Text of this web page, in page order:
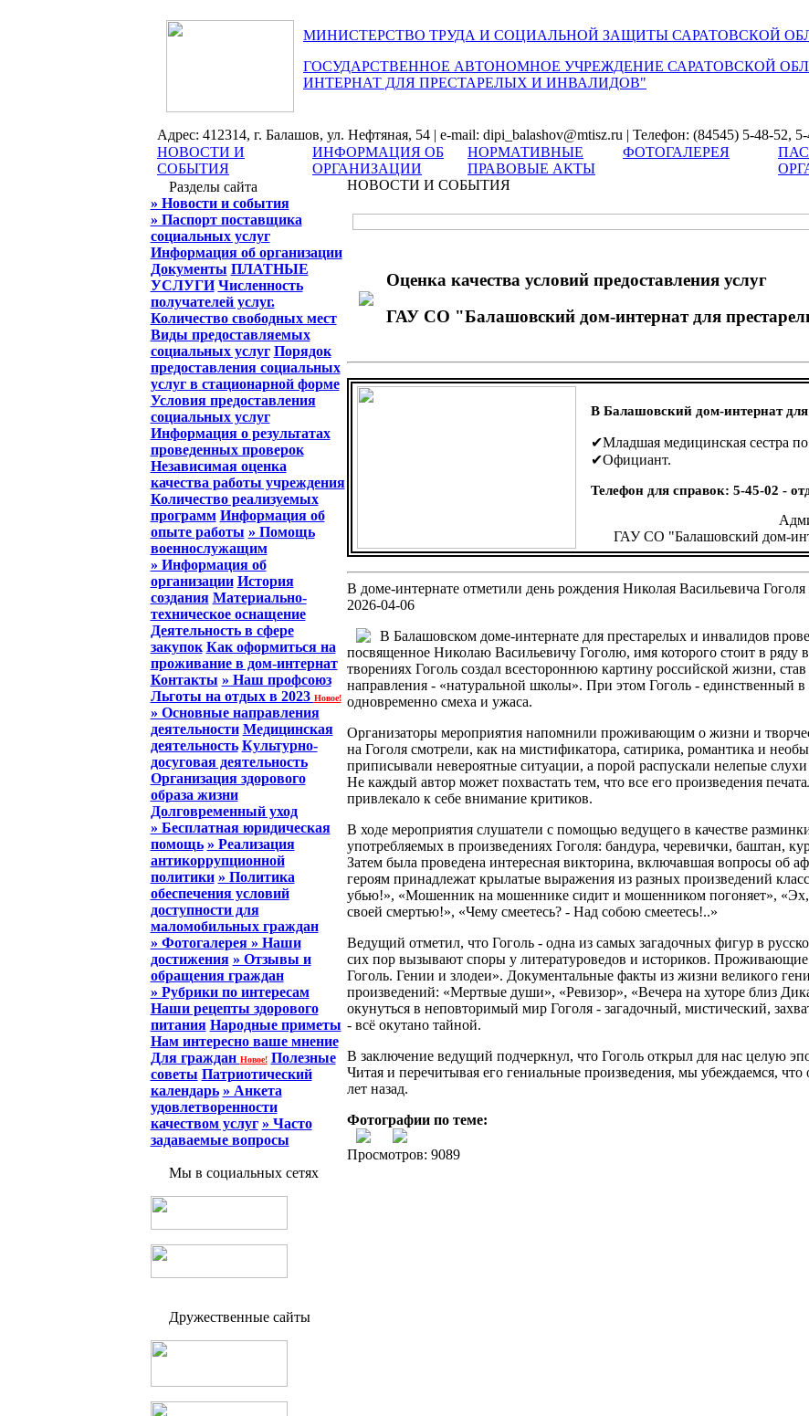
МИНИСТЕРСТВО ТРУДА И СОЦИАЛЬНОЙ ЗАЩИТЫ САРАТОВСКОЙ
ГОСУДАРСТВЕННОЕ АВТОНОМНОЕ УЧРЕЖДЕНИЕ САРАТОВСКОЙ
ИНТЕРНАТ ДЛЯ ПРЕСТАРЕЛЫХ И ИНВАЛИДОВ"
Адрес: 412314, г. Балашов, ул. Нефтяная, 54 | e-mail: dipi_balashov@mtisz.ru | Телефон: (84545) 5-48-52,
НОВОСТИ И
СОБЫТИЯ
ИНФОРМАЦИЯ ОБ
ОРГАНИЗАЦИИ
НОРМАТИВНЫЕ
ПРАВОВЫЕ АКТЫ
ФОТОГАЛЕРЕЯ
Разделы сайта
» Новости и события
» Паспорт поставщика
социальных услуг
Информация об организации
Документы ПЛАТНЫЕ
УСЛУГИ Численность
получателей услуг.
Количество свободных мест
Виды предоставляемых
социальных услуг Порядок
предоставления социальных
услуг в стационарной форме
Условия предоставления
социальных услуг
Информация о результатах
проведенных проверок
Независимая оценка
качества работы учреждения
Количество реализуемых
программ Информация об
опыте работы » Помощь
военнослужащим
» Информация об
организации История
создания Материально-
техническое оснащение
Деятельность в сфере
закупок Как оформиться на
проживание в дом-интернат
Контакты » Наш профсоюз
Льготы на отдых в 2023 Новое!
» Основные направления
деятельности Медицинская
деятельность Культурно-
досуговая деятельность
Организация здорового
образа жизни
Долговременный уход
» Бесплатная юридическая
помощь » Реализация
антикоррупционной
политики » Политика
обеспечения условий
доступности для
маломобильных граждан
» Фотогалерея » Наши
достижения » Отзывы и
обращения граждан
» Рубрики по интересам
Наши рецепты здорового
питания Народные приметы
Нам интересно ваше мнение
Для граждан Новое! Полезные
советы Патриотический
календарь » Анкета
удовлетворенности
качеством услуг » Часто
задаваемые вопросы
Мы в социальных сетях
Дружественные сайты
НОВОСТИ И СОБЫТИЯ
Оценка качества условий предоставления услуг
ГАУ СО "Балашовский дом-интернат для
В Балашовский дом-интернат
✔Младшая медицинская сестра
✔Официант.
Телефон для справок: 5-45-02 -
ГАУ СО "Балашовский дом-
В доме-интернате отметили день рождения Николая Васильевича Гоголя
2026-04-06
В Балашовском доме-интернате для престарелых и инвалидов
посвященное Николаю Васильевичу Гоголю, имя которого стоит в ряду
творениях Гоголь создал всестороннюю картину российской жизни,
направления - «натуральной школы». При этом Гоголь - единственный в
одновременно смеха и ужаса.
Организаторы мероприятия напомнили проживающим о жизни и
на Гоголя смотрели, как на мистификатора, сатирика, романтика и
приписывали невероятные ситуации, а порой распускали нелепые слухи
Не каждый автор может похвастать тем, что все его произведения
привлекало к себе внимание критиков.
В ходе мероприятия слушатели с помощью ведущего в качестве
употребляемых в произведениях Гоголя: бандура, черевички, баштан,
Затем была проведена интересная викторина, включавшая вопросы об
героям принадлежат крылатые выражения из разных произведений
убью!», «Мошенник на мошеннике сидит и мошенником погоняет»,
своей смертью!», «Чему смеетесь? - Над собою смеетесь!..»
Ведущий отметил, что Гоголь - одна из самых загадочных фигур в
сих пор вызывают споры у литературоведов и историков.
Гоголь. Гении и злодеи». Документальные факты из жизни великого
произведений: «Мертвые души», «Ревизор», «Вечера на хуторе близ
окунуться в неповторимый мир Гоголя - загадочный, мистический,
- всё окутано тайной.
В заключение ведущий подчеркнул, что Гоголь открыл для нас целую
Читая и перечитывая его гениальные произведения, мы убеждаемся,
лет назад.
Фотографии по теме:
Просмотров: 9089